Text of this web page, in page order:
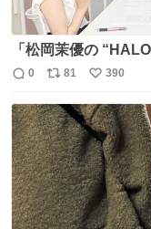
「松岡茉優の
岸理子さん＆浅倉樹々さんでし
トはプロフィール欄
山岸理子 #浅倉樹々
https://t.co/
返
信
数
0
リ
ポ
ス
ト
数
81
い
い
ね
数
390